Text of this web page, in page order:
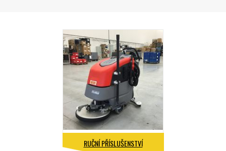
RUČNÍ PŘÍSLUŠENSTVÍ